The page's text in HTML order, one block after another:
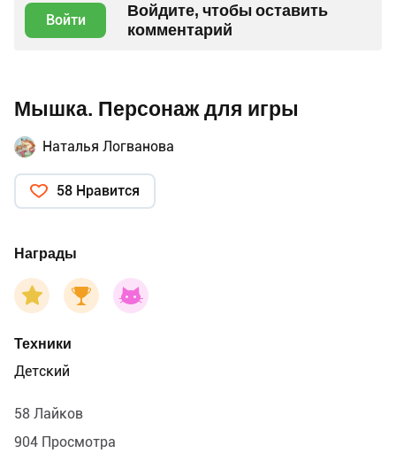
Войти
Войдите, чтобы оставить
комментарий
Мышка. Персонаж для игры
Наталья Логванова
58 Нравится
Награды
Техники
Детский
58 Лайков
904 Просмотра